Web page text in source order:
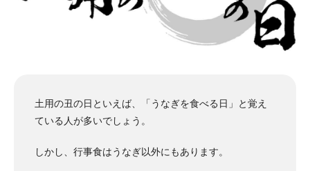
土用の丑の日といえば、「うなぎを食べる日」と覚え
ている人が多いでしょう。
しかし、行事食はうなぎ以外にもあります。